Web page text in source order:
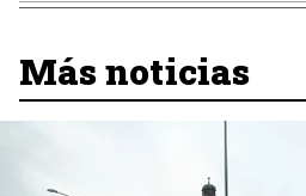
Más noticias